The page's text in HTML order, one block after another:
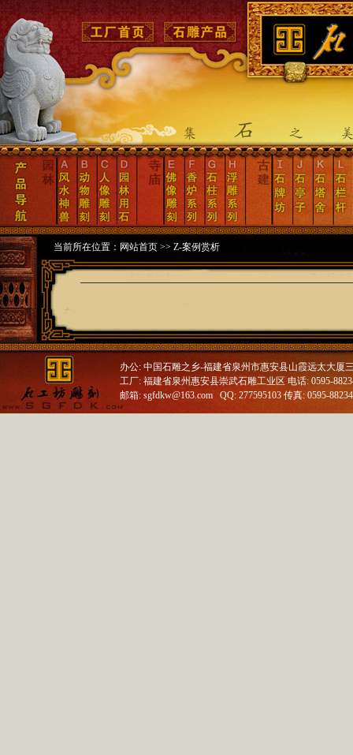
当前所在位置： 网站首页>> Z-案例赏析
办公: 中国石雕之乡-福建省泉州市惠安县山霞远太大厦
工厂: 福建省泉州惠安县崇武石雕工业区 电话: 0595-
邮箱: sgfdkw@163.com QQ: 277595103 传真: 0595-